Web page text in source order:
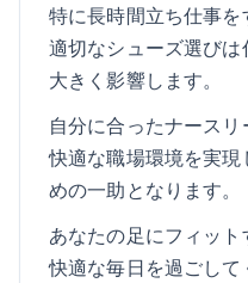
特に長時間立ち仕事を
適切なシューズ選び
大きく影響します。
自分に合ったナースリ
快適な職場環境を実
めの一助となります。
あなたの足にフィット
快適な毎日を過ごして